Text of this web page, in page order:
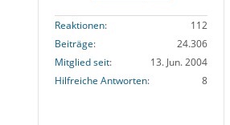
Reaktionen
112
Beiträge
24.306
Mitglied seit
13. Jun. 2004
Hilfreiche Antworten
8